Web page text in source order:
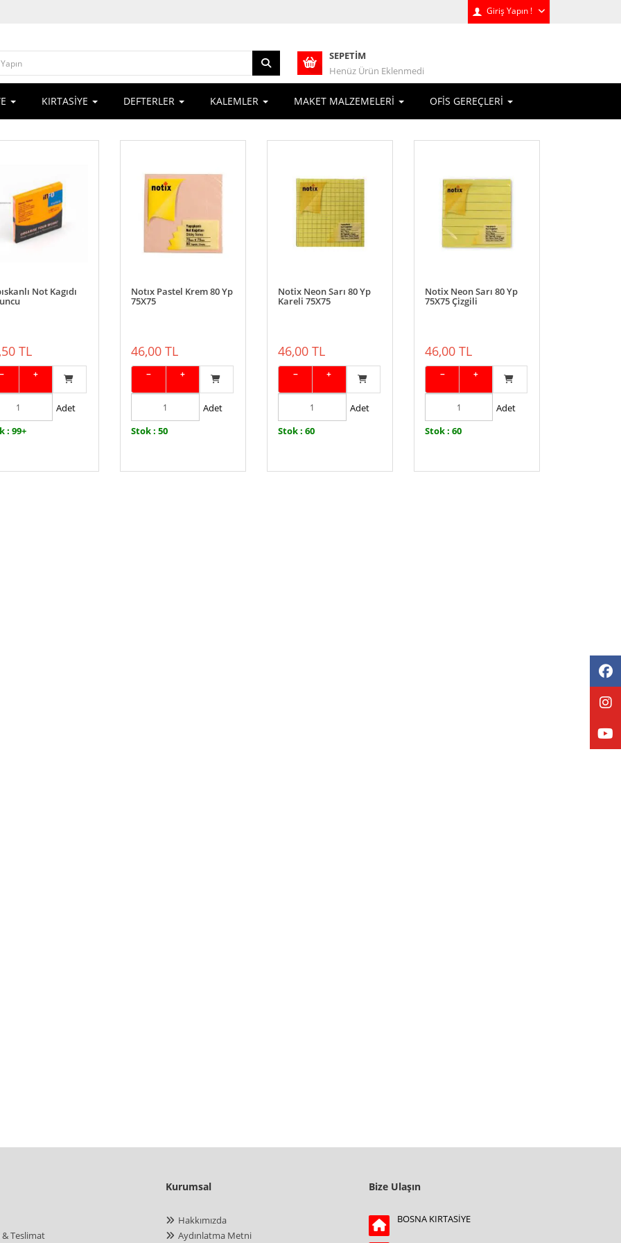
Giriş Yapın !
SEPETIM
Henüz Ürün Eklenmedi
KIRTASİYE DEFTERLER KALEMLER MAKET MALZEMELERİ OFİS GEREÇLERİ
Not Kagıdı
TL
− +
Adet
: 99+
Notıx Pastel Krem 80 Yp
75X75
46,00 TL
− +
Adet
Stok : 50
Notix Neon Sarı 80 Yp
Kareli 75X75
46,00 TL
− +
Adet
Stok : 60
Notix Neon Sarı 80 Yp
75X75 Çizgili
46,00 TL
− +
Adet
Stok : 60
& Teslimat
Kurumsal
Hakkımızda
Aydınlatma Metni
Bize Ulaşın
BOSNA KIRTASİYE